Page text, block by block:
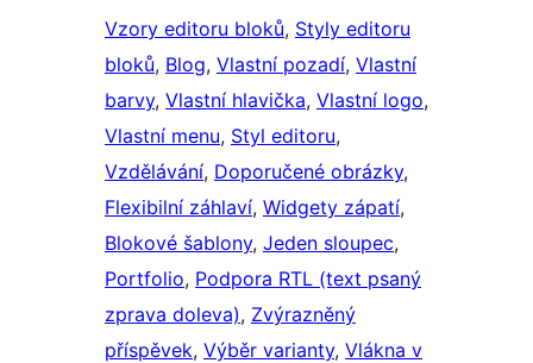
Vzory editoru bloků, Styly editoru
bloků, Blog, Vlastní pozadí, Vlastní
barvy, Vlastní hlavička, Vlastní logo
Vlastní menu, Styl editoru
Vzdělávání, Doporučené obrázky
Flexibilní záhlaví, Widgety zápatí
Blokové šablony, Jeden sloupec
Portfolio, Podpora RTL (text psaný
zprava doleva), Zvýrazněný
příspěvek, Výběr varianty, Vlákna v